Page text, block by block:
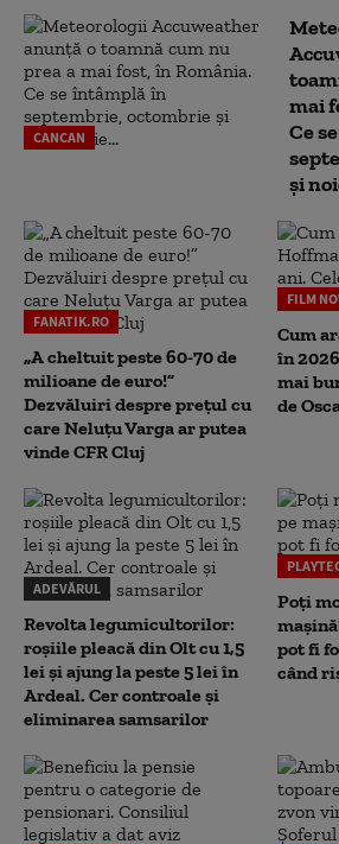
CANCAN
mai
Ce
și
FANATIK.RO
„A cheltuit peste 60-70 de
milioane de euro!”
Dezvăluiri despre prețul cu
care Neluțu Varga ar putea
vinde CFR Cluj
FILM
Cum
în
mai
de
ADEVĂRUL
Revolta legumicultorilor:
roșiile pleacă din Olt cu 1,5
lei și ajung la peste 5 lei în
Ardeal. Cer controale și
eliminarea samsarilor
Poți
pot fi
când